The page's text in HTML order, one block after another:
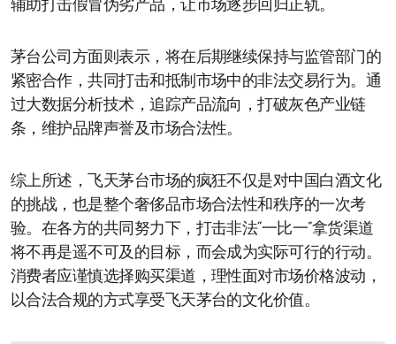
辅助打击假冒伪劣产品，让市场逐步回归正轨。
茅台公司方面则表示，将在后期继续保持与监管部门的
紧密合作，共同打击和抵制市场中的非法交易行为。通
过大数据分析技术，追踪产品流向，打破灰色产业链
条，维护品牌声誉及市场合法性。
综上所述，飞天茅台市场的疯狂不仅是对中国白酒文化
的挑战，也是整个奢侈品市场合法性和秩序的一次考
验。在各方的共同努力下，打击非法“一比一”拿货渠道
将不再是遥不可及的目标，而会成为实际可行的行动。
消费者应谨慎选择购买渠道，理性面对市场价格波动，
以合法合规的方式享受飞天茅台的文化价值。